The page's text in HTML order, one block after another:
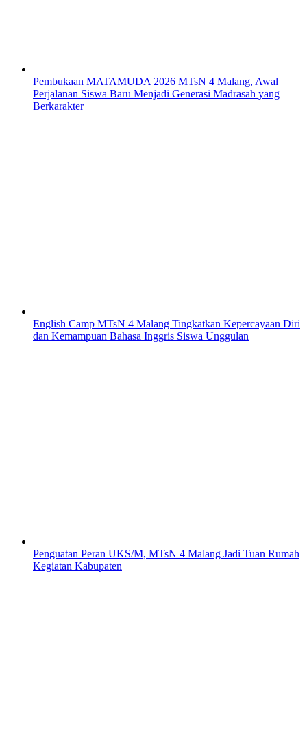
Pembukaan MATAMUDA 2026 MTsN 4 Malang, Awal
Perjalanan Siswa Baru Menjadi Generasi Madrasah yang
Berkarakter
English Camp MTsN 4 Malang Tingkatkan Kepercayaan Diri
dan Kemampuan Bahasa Inggris Siswa Unggulan
Penguatan Peran UKS/M, MTsN 4 Malang Jadi Tuan Rumah
Kegiatan Kabupaten